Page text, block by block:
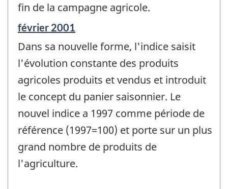
fin de la campagne agricole.
Période
référence
de
-
février 2001
Dans sa nouvelle forme, l'indice saisit
l'évolution constante des produits
agricoles produits et vendus et introduit
le concept du panier saisonnier. Le
nouvel indice a 1997 comme période de
référence (1997=100) et porte sur un plus
grand nombre de produits de
l'agriculture.